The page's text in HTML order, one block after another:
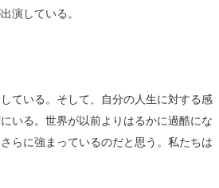
演している。
ている。そして、自分の人生に対する感
いる。世界が以前よりはるかに過酷にな
らに強まっているのだと思う。私たちは